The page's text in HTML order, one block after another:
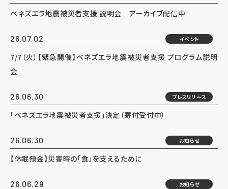
ベネズエラ地震被災者支援 説明会 アーカイブ配信中
26.07.02 イベント
7/7（火）【緊急開催】ベネズエラ地震被災者支援 プログラム説明
会
26.06.30 プレスリリース
「ベネズエラ地震被災者支援」決定（寄付受付中）
26.06.30 お知らせ
【休眠預金】災害時の「食」を支えるために
26.06.29 お知らせ